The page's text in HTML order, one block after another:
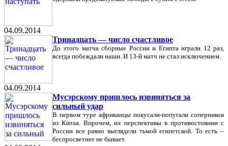
04.09.2014
Тринадцать — число счастливое
До этого матча сборные России и Египта играли 12 раз,
всегда побеждали наши. И 13-й матч не стал исключением.
04.09.2014
Мусэрскому пришлось извиняться за
сильный удар
В первом туре африканцы покусали-попугали соперников
из Китая. Впрочем, их перспективы в противостоянии с
России все равно выглядели тьмой египетской. То есть –
беспросветнее не бывает.